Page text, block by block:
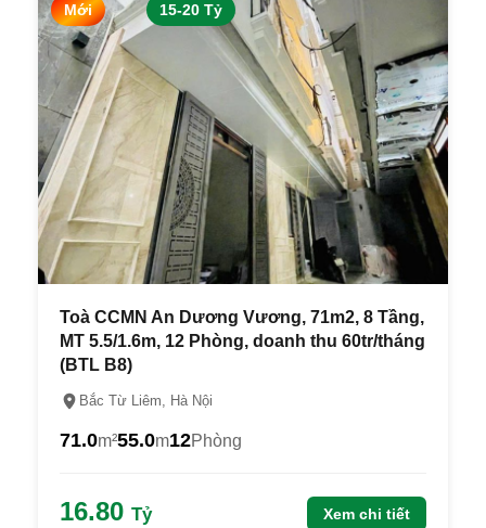
Mới 15-20 Tỷ
Toà CCMN An Dương Vương, 71m2, 8 Tầng,
MT 5.5/1.6m, 12 Phòng, doanh thu 60tr/tháng
(BTL B8)
Bắc Từ Liêm, Hà Nội
71.0m²55.0m12Phòng
16.80 Tỷ Xem chi tiết